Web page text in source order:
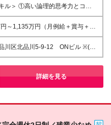
ル＞ ①高い論理的思考力とコミ
をお持ちの方 └国内外との取引先
て渡り合うために必要となるた
業務、需給管理業務のいずれにお
折衝やデリバリー調整、英文契約
理的思考力とコミュニケーショ
外の取引先との交渉や価格調整に
～1,135万円（月例給＋賞与＋諸
残業時間に応じて支給 ※試用期間
労働条件変更無）
区北品川5-9-12 ONビル ※(変
等により会社の定める事業所へ
があります。
詳細を見る